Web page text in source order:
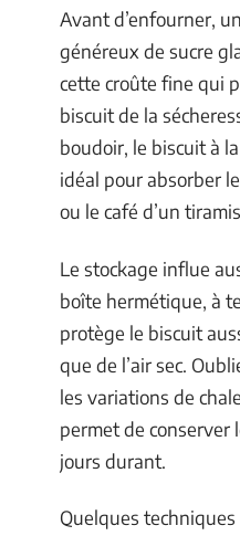
Avant d’enfourner,
généreux de sucre
cette croûte fine qui
biscuit de la
boudoir, le biscuit à
idéal pour absorber
ou le café d’un
Le stockage influe
boîte hermétique, à
protège le biscuit
que de l’air sec.
les variations de
permet de conserver
jours durant.
Quelques